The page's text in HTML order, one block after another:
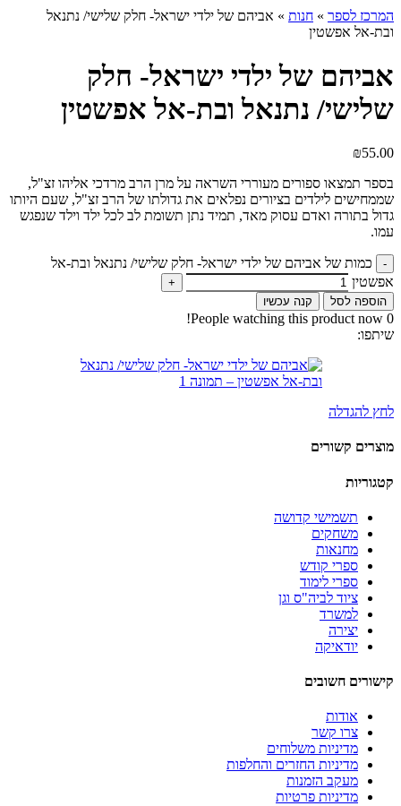
המרכז לספר » חנות » אביהם של ילדי ישראל- חלק שלישי/ נתנאל
ובת-אל אפשטין
אביהם של ילדי ישראל- חלק
שלישי/ נתנאל ובת-אל אפשטין
₪55.00
בספר תמצאו ספורים מעוררי השראה על מרן הרב מרדכי אליהו זצ"ל,
שממחישים לילדים בציורים נפלאים את גדולתו של הרב זצ"ל, שעם היותו
גדול בתורה ואדם עסוק מאד, תמיד נתן תשומת לב לכל ילד וילד שנפגש
עמו.
כמות של אביהם של ילדי ישראל- חלק שלישי/ נתנאל ובת-אל
אפשטין
הוספה לסל קנה עכשיו
0
People watching this product now!
שיתפו:
לחץ להגדלה
מוצרים קשורים
קטגוריות
תשמישי קדושה
משחקים
מחנאות
ספרי קודש
ספרי לימוד
ציוד לביה"ס וגן
למשרד
יצירה
יודאיקה
קישורים חשובים
אודות
צרו קשר
מדיניות משלוחים
מדיניות החזרים והחלפות
מעקב הזמנות
מדיניות פרטיות